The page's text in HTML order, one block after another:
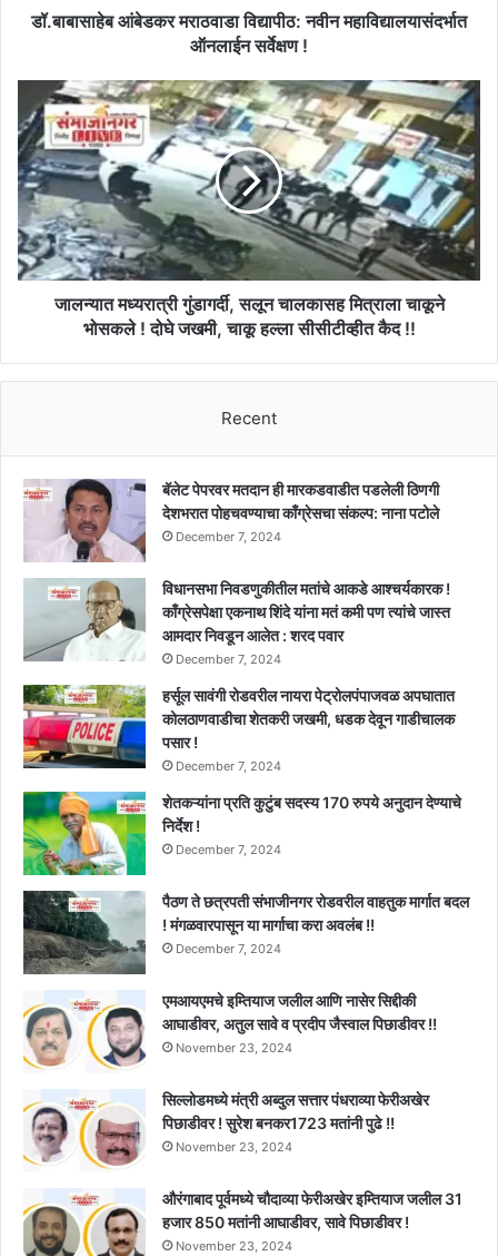
डॉ.बाबासाहेब आंबेडकर मराठवाडा विद्यापीठ: नवीन महाविद्यालयासंदर्भात
ऑनलाईन सर्वेक्षण !
जालन्यात
मध्यरात्री
गुंडागर्दी,
सलून
चालकासह
मित्राला
चाकूने
भोसकले
!
जालन्यात मध्यरात्री गुंडागर्दी, सलून चालकासह मित्राला चाकूने
भोसकले ! दोघे जखमी, चाकू हल्ला सीसीटीव्हीत कैद !!
Recent
बॅलेट पेपरवर मतदान ही मारकडवाडीत पडलेली ठिणगी
देशभरात पोहचवण्याचा काँग्रेसचा संकल्प: नाना पटोले
December 7, 2024
विधानसभा निवडणुकीतील मतांचे आकडे आश्चर्यकारक !
काँग्रेसपेक्षा एकनाथ शिंदे यांना मतं कमी पण त्यांचे जास्त
आमदार निवडून आलेत : शरद पवार
December 7, 2024
हर्सूल सावंगी रोडवरील नायरा पेट्रोलपंपाजवळ अपघातात
कोलठाणवाडीचा शेतकरी जखमी, धडक देवून गाडीचालक
पसार !
December 7, 2024
शेतकऱ्यांना प्रति कुटुंब सदस्य 170 रुपये अनुदान देण्याचे
निर्देश !
December 7, 2024
पैठण ते छत्रपती संभाजीनगर रोडवरील वाहतुक मार्गात बदल
! मंगळवारपासून या मार्गाचा करा अवलंब !!
December 7, 2024
एमआयएमचे इम्तियाज जलील आणि नासेर सिद्दीकी
आघाडीवर, अतुल सावे व प्रदीप जैस्वाल पिछाडीवर !!
November 23, 2024
सिल्लोडमध्ये मंत्री अब्दुल सत्तार पंधराव्या फेरीअखेर
पिछाडीवर ! सुरेश बनकर1723 मतांनी पुढे !!
November 23, 2024
औरंगाबाद पूर्वमध्ये चौदाव्या फेरीअखेर इम्तियाज जलील 31
हजार 850 मतांनी आघाडीवर, सावे पिछाडीवर !
November 23, 2024